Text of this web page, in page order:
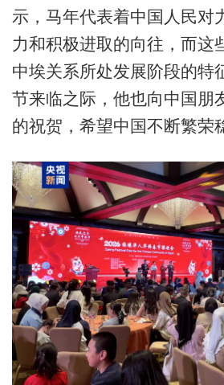
示，马年代表着中国人民对
力和积极进取的向往，而这
中埃关系所处发展阶段的特
节来临之际，他也向中国朋
的祝贺，希望中国不断繁荣